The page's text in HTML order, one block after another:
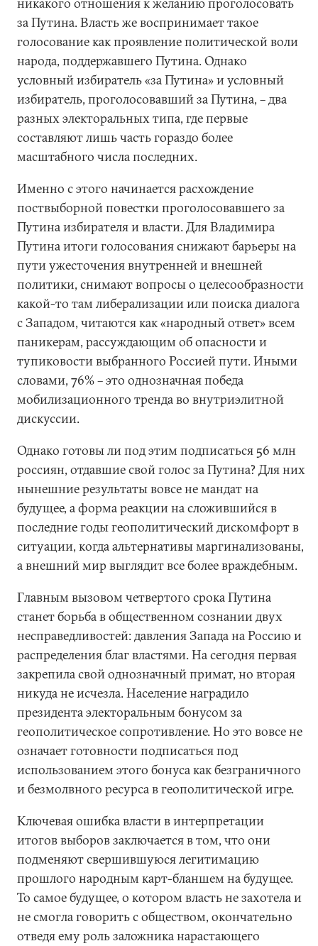
за Путина. Власть же воспринимает такое
голосование как проявление политической воли
народа, поддержавшего Путина. Однако
условный избиратель «за Путина» и условный
избиратель, проголосовавший за Путина, – два
разных электоральных типа, где первые
составляют лишь часть гораздо более
масштабного числа последних.
Именно с этого начинается расхождение
поствыборной повестки проголосовавшего за
Путина избирателя и власти. Для Владимира
Путина итоги голосования снижают барьеры на
пути ужесточения внутренней и внешней
политики, снимают вопросы о целесообразности
какой-то там либерализации или поиска диалога
с Западом, читаются как «народный ответ» всем
паникерам, рассуждающим об опасности и
тупиковости выбранного Россией пути. Иными
словами, 76% – это однозначная победа
мобилизационного тренда во внутриэлитной
дискуссии.
Однако готовы ли под этим подписаться 56 млн
россиян, отдавшие свой голос за Путина? Для них
нынешние результаты вовсе не мандат на
будущее, а форма реакции на сложившийся в
последние годы геополитический дискомфорт в
ситуации, когда альтернативы маргинализованы,
а внешний мир выглядит все более враждебным.
Главным вызовом четвертого срока Путина
станет борьба в общественном сознании двух
несправедливостей: давления Запада на Россию и
распределения благ властями. На сегодня первая
закрепила свой однозначный примат, но вторая
никуда не исчезла. Население наградило
президента электоральным бонусом за
геополитическое сопротивление. Но это вовсе не
означает готовности подписаться под
использованием этого бонуса как безграничного
и безмолвного ресурса в геополитической игре.
Ключевая ошибка власти в интерпретации
итогов выборов заключается в том, что они
подменяют свершившуюся легитимацию
прошлого народным карт-бланшем на будущее.
То самое будущее, о котором власть не захотела и
не смогла говорить с обществом, окончательно
отведя ему роль заложника нарастающего